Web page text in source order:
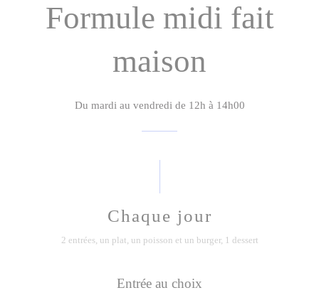
Formule midi fait
maison
Du mardi au vendredi de 12h à 14h00
Chaque jour
2 entrées, un plat, un poisson et un burger, 1 dessert
Entrée au choix